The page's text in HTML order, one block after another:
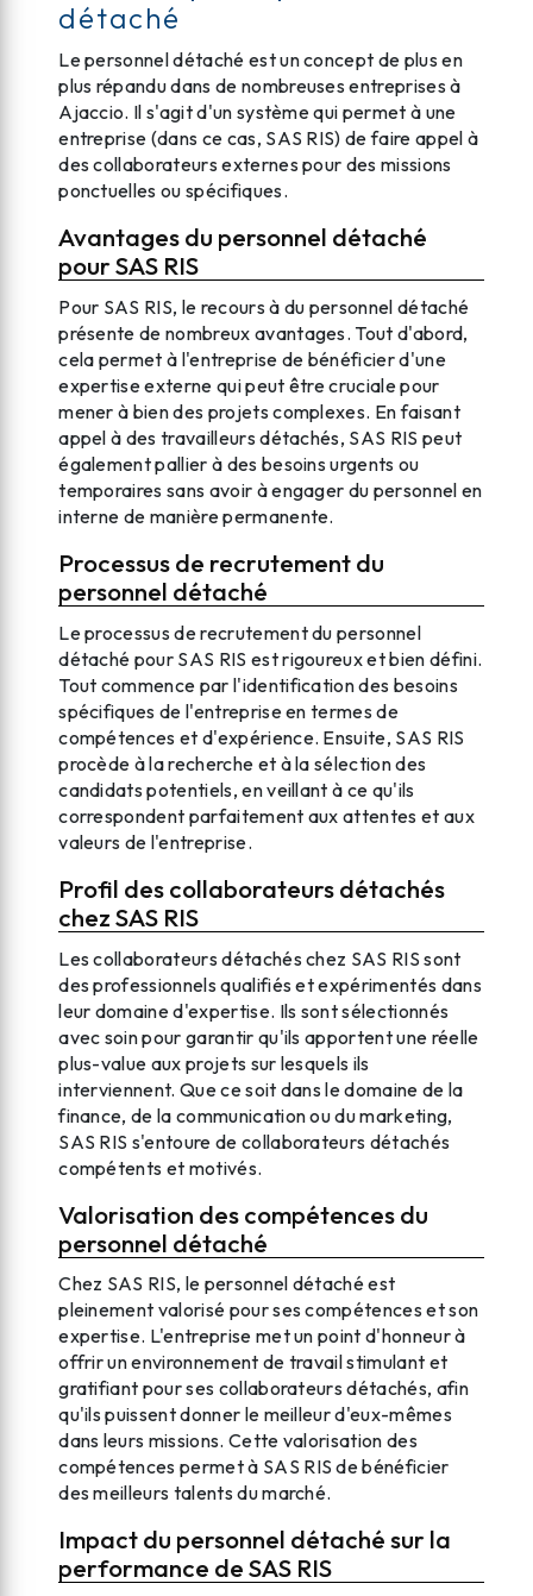
détaché
Le personnel détaché est un concept de plus en
plus répandu dans de nombreuses entreprises à
Ajaccio. Il s'agit d'un système qui permet à une
entreprise (dans ce cas, SAS RIS) de faire appel à
des collaborateurs externes pour des missions
ponctuelles ou spécifiques.
Avantages du personnel détaché
pour SAS RIS
Pour SAS RIS, le recours à du personnel détaché
présente de nombreux avantages. Tout d'abord,
cela permet à l'entreprise de bénéficier d'une
expertise externe qui peut être cruciale pour
mener à bien des projets complexes. En faisant
appel à des travailleurs détachés, SAS RIS peut
également pallier à des besoins urgents ou
temporaires sans avoir à engager du personnel en
interne de manière permanente.
Processus de recrutement du
personnel détaché
Le processus de recrutement du personnel
détaché pour SAS RIS est rigoureux et bien défini.
Tout commence par l'identification des besoins
spécifiques de l'entreprise en termes de
compétences et d'expérience. Ensuite, SAS RIS
procède à la recherche et à la sélection des
candidats potentiels, en veillant à ce qu'ils
correspondent parfaitement aux attentes et aux
valeurs de l'entreprise.
Profil des collaborateurs détachés
chez SAS RIS
Les collaborateurs détachés chez SAS RIS sont
des professionnels qualifiés et expérimentés dans
leur domaine d'expertise. Ils sont sélectionnés
avec soin pour garantir qu'ils apportent une réelle
plus-value aux projets sur lesquels ils
interviennent. Que ce soit dans le domaine de la
finance, de la communication ou du marketing,
SAS RIS s'entoure de collaborateurs détachés
compétents et motivés.
Valorisation des compétences du
personnel détaché
Chez SAS RIS, le personnel détaché est
pleinement valorisé pour ses compétences et son
expertise. L'entreprise met un point d'honneur à
offrir un environnement de travail stimulant et
gratifiant pour ses collaborateurs détachés, afin
qu'ils puissent donner le meilleur d'eux-mêmes
dans leurs missions. Cette valorisation des
compétences permet à SAS RIS de bénéficier
des meilleurs talents du marché.
Impact du personnel détaché sur la
performance de SAS RIS